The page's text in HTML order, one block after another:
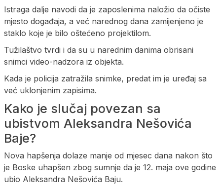
Istraga dalje navodi da je zaposlenima naložio da očiste
mjesto događaja, a već narednog dana zamijenjeno je
staklo koje je bilo oštećeno projektilom.
Tužilaštvo tvrdi i da su u narednim danima obrisani
snimci video-nadzora iz objekta.
Kada je policija zatražila snimke, predat im je uređaj sa
već uklonjenim zapisima.
Kako je slučaj povezan sa
ubistvom Aleksandra Nešovića
Baje?
Nova hapšenja dolaze manje od mjesec dana nakon što
je Boske uhapšen zbog sumnje da je 12. maja ove godine
ubio Aleksandra Nešovića Baju.